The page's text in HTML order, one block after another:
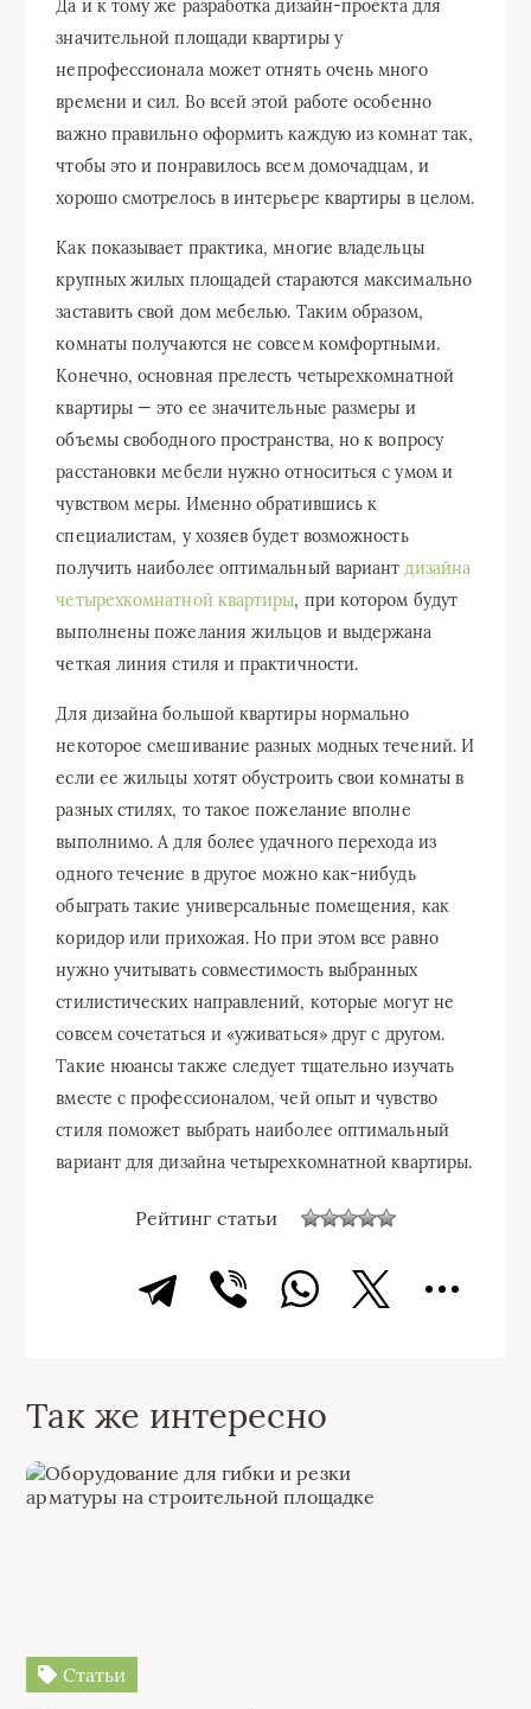
Да и к тому же разработка дизайн-проекта для
значительной площади квартиры у
непрофессионала может отнять очень много
времени и сил. Во всей этой работе особенно
важно правильно оформить каждую из комнат так,
чтобы это и понравилось всем домочадцам, и
хорошо смотрелось в интерьере квартиры в целом.
Как показывает практика, многие владельцы
крупных жилых площадей стараются максимально
заставить свой дом мебелью. Таким образом,
комнаты получаются не совсем комфортными.
Конечно, основная прелесть четырехкомнатной
квартиры — это ее значительные размеры и
объемы свободного пространства, но к вопросу
расстановки мебели нужно относиться с умом и
чувством меры. Именно обратившись к
специалистам, у хозяев будет возможность
получить наиболее оптимальный вариантдизайна
четырехкомнатной квартиры, при котором будут
выполнены пожелания жильцов и выдержана
четкая линия стиля и практичности.
Для дизайна большой квартиры нормально
некоторое смешивание разных модных течений. И
если ее жильцы хотят обустроить свои комнаты в
разных стилях, то такое пожелание вполне
выполнимо. А для более удачного перехода из
одного течение в другое можно как-нибудь
обыграть такие универсальные помещения, как
коридор или прихожая. Но при этом все равно
нужно учитывать совместимость выбранных
стилистических направлений, которые могут не
совсем сочетаться и «уживаться» друг с другом.
Такие нюансы также следует тщательно изучать
вместе с профессионалом, чей опыт и чувство
стиля поможет выбрать наиболее оптимальный
вариант для дизайна четырехкомнатной квартиры.
Рейтинг статьи
Так же интересно
Статьи